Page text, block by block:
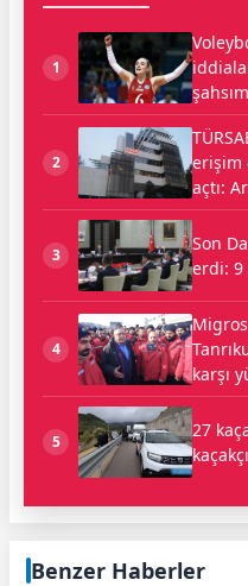
1
2
erişim
açtı:
3
Son
erdi: 9
4
karşı
5
27
Benzer Haberler